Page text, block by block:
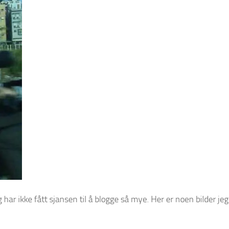
ikke fått sjansen til å blogge så mye. Her er noen bilder jeg